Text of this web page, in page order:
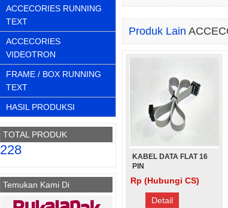
Produk Lain
KABEL DATA FLAT 16
PIN
Rp (Hubungi CS)
Detail
ACCECORIES RUNNING
TEXT
ACCECORIES
VIDEOTRON
FRAME / BOX RUNNING
TEXT
HASIL PRODUKSI
TOTAL PRODUK
228
Temukan Kami Di